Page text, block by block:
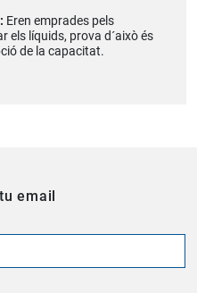
Eren emprades pels
els líquids, prova d´això és
de la capacitat.
email